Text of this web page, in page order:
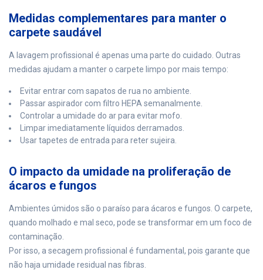
Medidas complementares para manter o
carpete saudável
A lavagem profissional é apenas uma parte do cuidado. Outras
medidas ajudam a manter o carpete limpo por mais tempo:
Evitar entrar com sapatos de rua no ambiente.
Passar aspirador com filtro HEPA semanalmente.
Controlar a umidade do ar para evitar mofo.
Limpar imediatamente líquidos derramados.
Usar tapetes de entrada para reter sujeira.
O impacto da umidade na proliferação de
ácaros e fungos
Ambientes úmidos são o paraíso para ácaros e fungos. O carpete,
quando molhado e mal seco, pode se transformar em um foco de
contaminação.
Por isso, a secagem profissional é fundamental, pois garante que
não haja umidade residual nas fibras.